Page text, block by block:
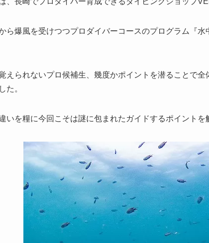
ら爆風を受けつつプロダイバーコースのプログラム『
えられないプロ候補生、幾度かポイントを潜ることで
た。
いを糧に今回こそは謎に包まれたガイドするポイントを